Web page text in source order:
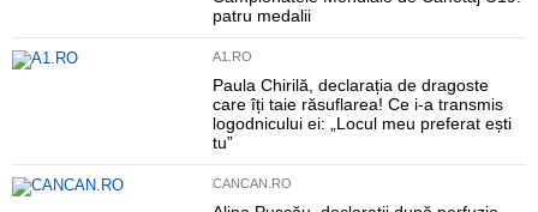
patru medalii
A1.RO
Paula Chirilă, declarația de dragoste
care îți taie răsuflarea! Ce i-a transmis
logodnicului ei: „Locul meu preferat ești
tu”
CANCAN.RO